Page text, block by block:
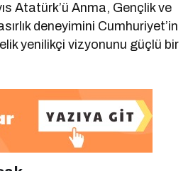
Atatürk’ü Anma, Gençlik ve
deneyimini Cumhuriyet’in
yenilikçi vizyonunu güçlü bir